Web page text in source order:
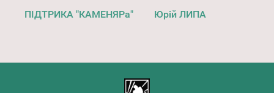
ПІДТРИКА "КАМЕНЯРа" Юрій ЛИПА